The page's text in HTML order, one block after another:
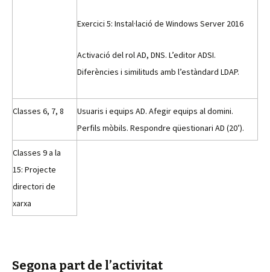
Exercici 5: Instal·lació de Windows Server 2016
Activació del rol AD, DNS. L’editor ADSI.
Diferències i similituds amb l’estàndard LDAP.
Classes 6, 7, 8
Usuaris i equips AD. Afegir equips al domini.
Perfils mòbils. Respondre qüestionari AD (20’).
Classes 9 a la
15: Projecte
directori de
xarxa
Segona part de l’activitat